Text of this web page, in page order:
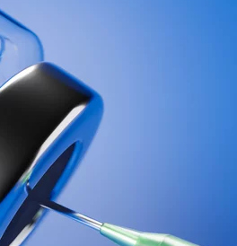
„Opowiada pop-psychologiczne